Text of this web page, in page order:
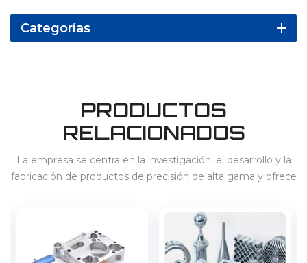
Categorías
PRODUCTOS
RELACIONADOS
La empresa se centra en la investigación, el desarrollo y la
fabricación de productos de precisión de alta gama y ofrece
energía, almacenamiento de energía, etc., en el país y en el